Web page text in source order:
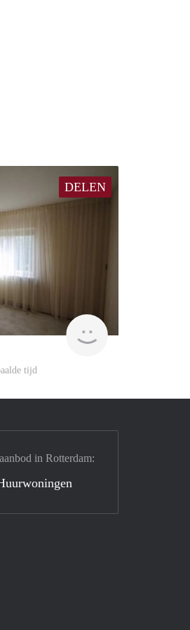
DELEN
tijd
in Rotterdam: